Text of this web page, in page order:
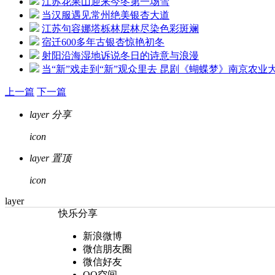
当汉服遇见常州绝美银杏大道
江苏句容娜塔栎林层林尽染色彩斑斓
宿迁600多年古银杏惊艳初冬
射阳沿海湿地诉说冬日的诗意与浪漫
当“新”戏走到“新”观众里去 昆剧《蝴蝶梦》南京农业
上一篇 下一篇
layer 分享
icon
layer 置顶
icon
layer
快乐分享
新浪微博
微信朋友圈
微信好友